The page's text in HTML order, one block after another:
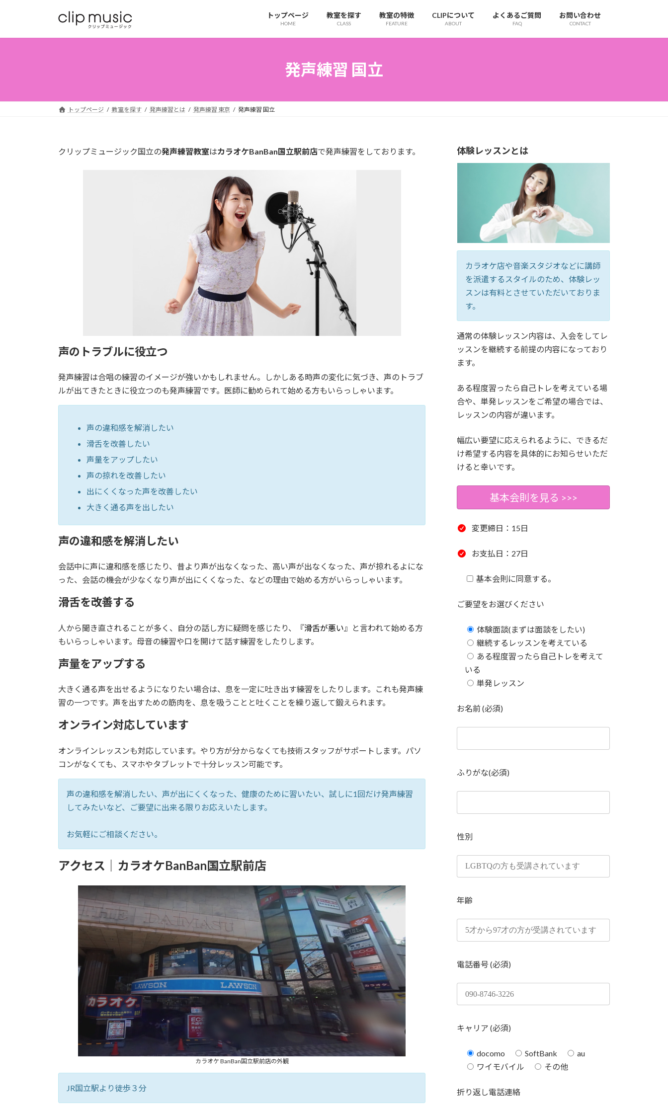
ッ
移
トップページ
HOME
教室を探す
CLASS
教室の特徴
FEATURE
CLIPについて
ABOUT
よくあるご質問
FAQ
お問い合わせ
CONTACT
発声練習 国立
トップページ 教室を探す 発声練習とは 発声練習 東京 発声練習 国立
クリップミュージック国立の発声練習教室はカラオケBanBan国立駅前店で発声練習をしております。
声のトラブルに役立つ
発声練習は合唱の練習のイメージが強いかもしれません。しかしある時声の変化に気づき、声のトラブ
ルが出てきたときに役立つのも発声練習です。医師に勧められて始める方もいらっしゃいます。
声の違和感を解消したい
滑舌を改善したい
声量をアップしたい
声の掠れを改善したい
出にくくなった声を改善したい
大きく通る声を出したい
声の違和感を解消したい
会話中に声に違和感を感じたり、昔より声が出なくなった、高い声が出なくなった、声が掠れるよにな
った、会話の機会が少なくなり声が出にくくなった、などの理由で始める方がいらっしゃいます。
滑舌を改善する
人から聞き直されることが多く、自分の話し方に疑問を感じたり、『滑舌が悪い 』と言われて始める方
もいらっしゃいます。母音の練習や口を開けて話す練習をしたりします。
声量をアップする
大きく通る声を出せるようになりたい場合は、息を一定に吐き出す練習をしたりします。これも発声練
習の一つです。声を出すための筋肉を、息を吸うことと吐くことを繰り返して鍛えられます。
オンライン対応しています
オンラインレッスンも対応しています。やり方が分からなくても技術スタッフがサポートします。パソ
コンがなくても、スマホやタブレットで十分レッスン可能です。
声の違和感を解消したい、声が出にくくなった、健康のために習いたい、試しに1回だけ発声練習
してみたいなど、ご要望に出来る限りお応えいたします。
お気軽にご相談ください。
アクセス｜カラオケBanBan国立駅前店
カラオケ BanBan国立駅前店の外観
JR国立駅より徒歩３分
体験レッスンとは
カラオケ店や音楽スタジオなどに講師
を派遣するスタイルのため、体験レッ
スンは有料とさせていただいておりま
す。
通常の体験レッスン内容は、入会をしてレ
ッスンを継続する前提の内容になっており
ます。
ある程度習ったら自己トレを考えている場
合や、単発レッスンをご希望の場合では、
レッスンの内容が違います。
幅広い要望に応えられるように、できるだ
け希望する内容を具体的にお知らせいただ
けると幸いです。
基本会則を見る >>>
変更締日：15日
お支払日：27日
基本会則に同意する。
ご要望をお選びください
体験面談(まずは面談をしたい)
継続するレッスンを考えている
ある程度習ったら自己トレを考えて
いる
単発レッスン
お名前 (必須)
ふりがな(必須)
性別
年齢
電話番号 (必須)
キャリア (必須)
docomo SoftBank
au
ワイモバイル
その他
折り返し電話連絡